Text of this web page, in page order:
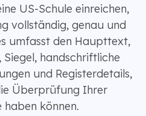
US-Schule einreichen,
vollständig, genau und
umfasst den Haupttext,
handschriftliche
und Registerdetails,
Überprüfung Ihrer
haben können.